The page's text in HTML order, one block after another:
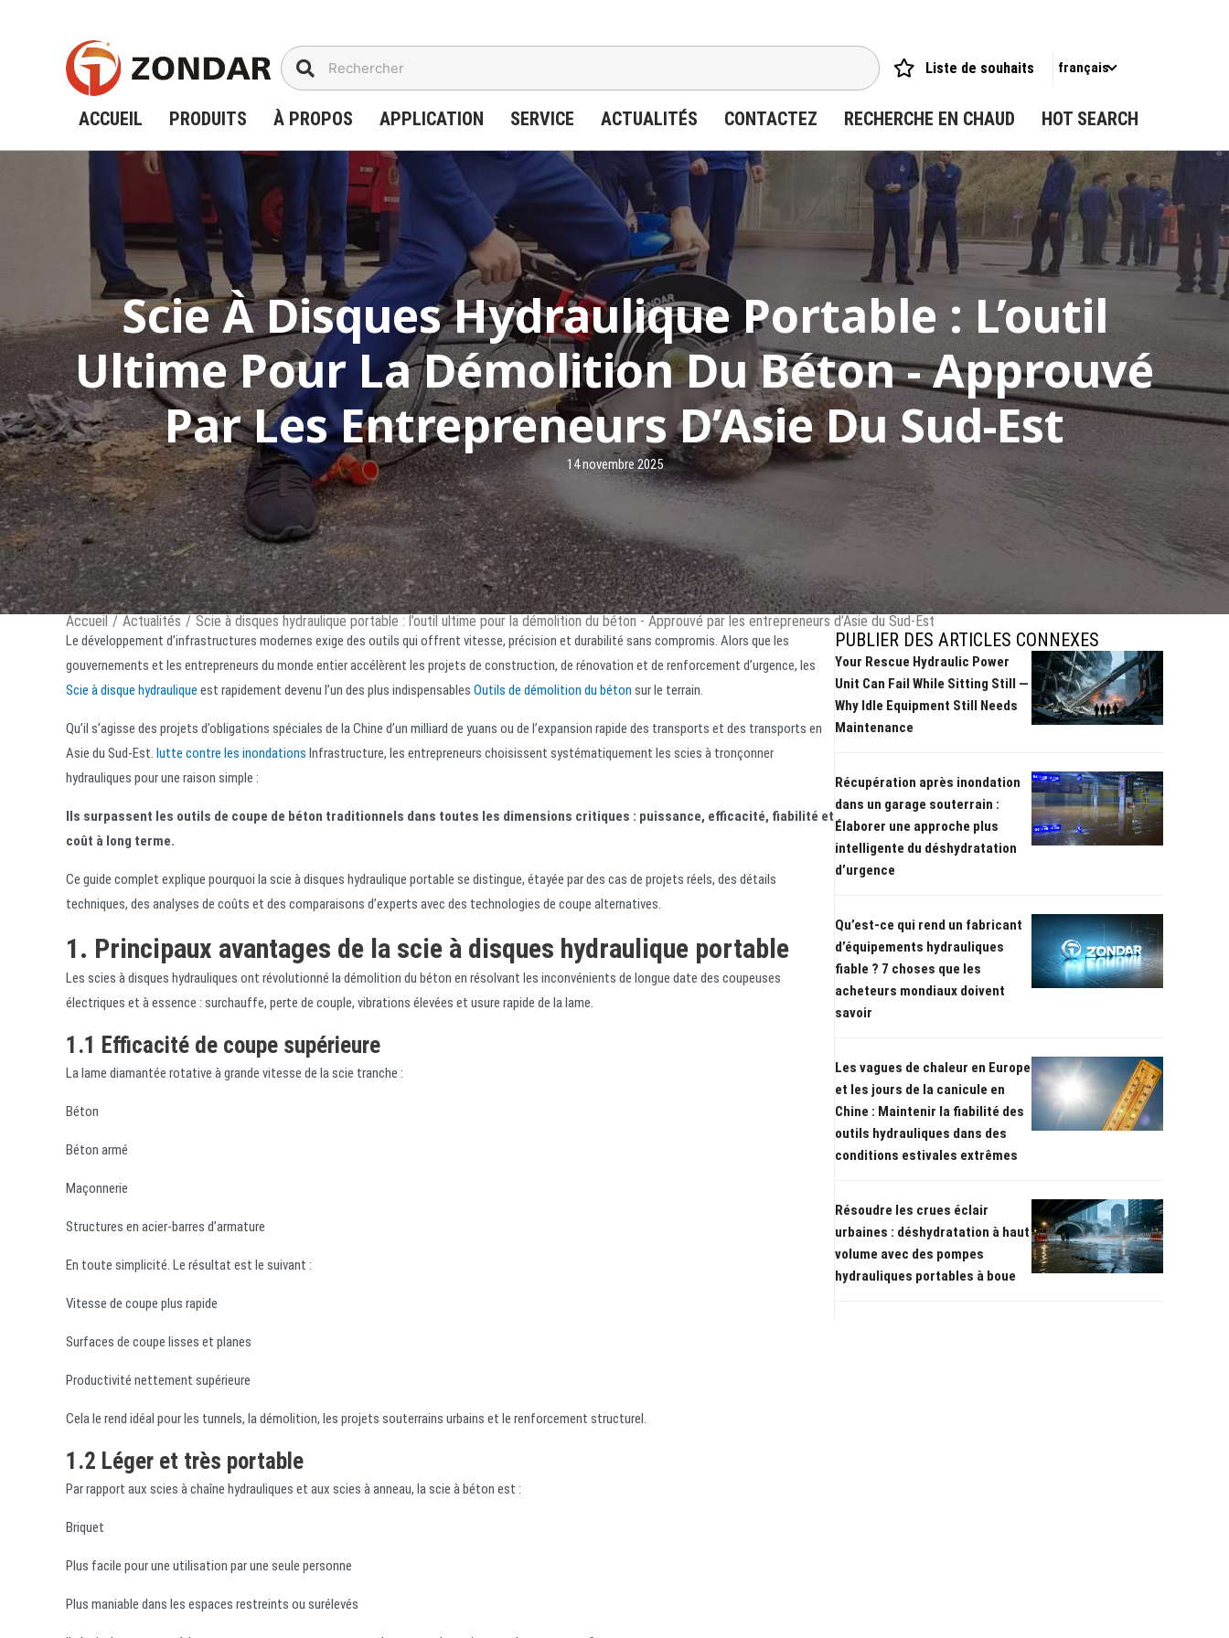
Liste de souhaits français
ACCUEIL PRODUITS À PROPOS APPLICATION SERVICE ACTUALITÉS CONTACTEZ RECHERCHE EN CHAUD HOT SEARCH
Scie À Disques Hydraulique Portable : L’outil
Ultime Pour La Démolition Du Béton - Approuvé
Par Les Entrepreneurs D’Asie Du Sud-Est
14 novembre 2025
Accueil / Actualités / Scie à disques hydraulique portable : l’outil ultime pour la démolition du béton - Approuvé par les entrepreneurs d’Asie du Sud-Est
Le développement d’infrastructures modernes exige des outils qui offrent vitesse, précision et durabilité sans compromis. Alors que les
gouvernements et les entrepreneurs du monde entier accélèrent les projets de construction, de rénovation et de renforcement d’urgence, les
Scie à disque hydraulique est rapidement devenu l’un des plus indispensables Outils de démolition du béton sur le terrain.
Qu’il s’agisse des projets d’obligations spéciales de la Chine d’un milliard de yuans ou de l’expansion rapide des transports et des transports en
Asie du Sud-Est. lutte contre les inondations Infrastructure, les entrepreneurs choisissent systématiquement les scies à tronçonner
hydrauliques pour une raison simple :
Ils surpassent les outils de coupe de béton traditionnels dans toutes les dimensions critiques : puissance, efficacité, fiabilité et
coût à long terme.
Ce guide complet explique pourquoi la scie à disques hydraulique portable se distingue, étayée par des cas de projets réels, des détails
techniques, des analyses de coûts et des comparaisons d’experts avec des technologies de coupe alternatives.
1. Principaux avantages de la scie à disques hydraulique portable
Les scies à disques hydrauliques ont révolutionné la démolition du béton en résolvant les inconvénients de longue date des coupeuses
électriques et à essence : surchauffe, perte de couple, vibrations élevées et usure rapide de la lame.
1.1 Efficacité de coupe supérieure
La lame diamantée rotative à grande vitesse de la scie tranche :
Béton
Béton armé
Maçonnerie
Structures en acier-barres d’armature
En toute simplicité. Le résultat est le suivant :
Vitesse de coupe plus rapide
Surfaces de coupe lisses et planes
Productivité nettement supérieure
Cela le rend idéal pour les tunnels, la démolition, les projets souterrains urbains et le renforcement structurel.
1.2 Léger et très portable
Par rapport aux scies à chaîne hydrauliques et aux scies à anneau, la scie à béton est :
Briquet
Plus facile pour une utilisation par une seule personne
Plus maniable dans les espaces restreints ou surélevés
PUBLIER DES ARTICLES CONNEXES
Your Rescue Hydraulic Power
Unit Can Fail While Sitting Still —
Why Idle Equipment Still Needs
Maintenance
Récupération après inondation
dans un garage souterrain :
Élaborer une approche plus
intelligente du déshydratation
d’urgence
Qu’est-ce qui rend un fabricant
d’équipements hydrauliques
fiable ? 7 choses que les
acheteurs mondiaux doivent
savoir
Les vagues de chaleur en Europe
et les jours de la canicule en
Chine : Maintenir la fiabilité des
outils hydrauliques dans des
conditions estivales extrêmes
Résoudre les crues éclair
urbaines : déshydratation à haut
volume avec des pompes
hydrauliques portables à boue